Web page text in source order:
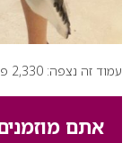
עמוד זה נצפה: 2,330 פעמים
אתם